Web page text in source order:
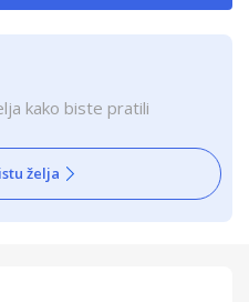
kako biste pratili
želja